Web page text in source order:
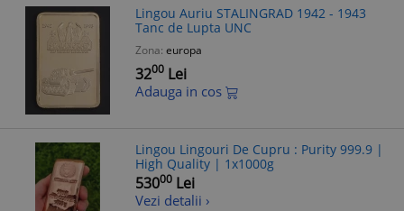
Lingou Auriu STALINGRAD 1942 - 1943
Tanc de Lupta UNC
Zona: europa
3200 Lei
Adauga in cos
Lingou Lingouri De Cupru : Purity 999.9 |
High Quality | 1x1000g
53000 Lei
Vezi detalii ›